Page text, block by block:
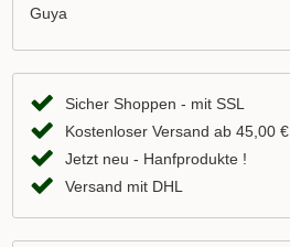
Guya
Sicher Shoppen - mit SSL
Kostenloser Versand ab 45,00 €
Jetzt neu - Hanfprodukte !
Versand mit DHL